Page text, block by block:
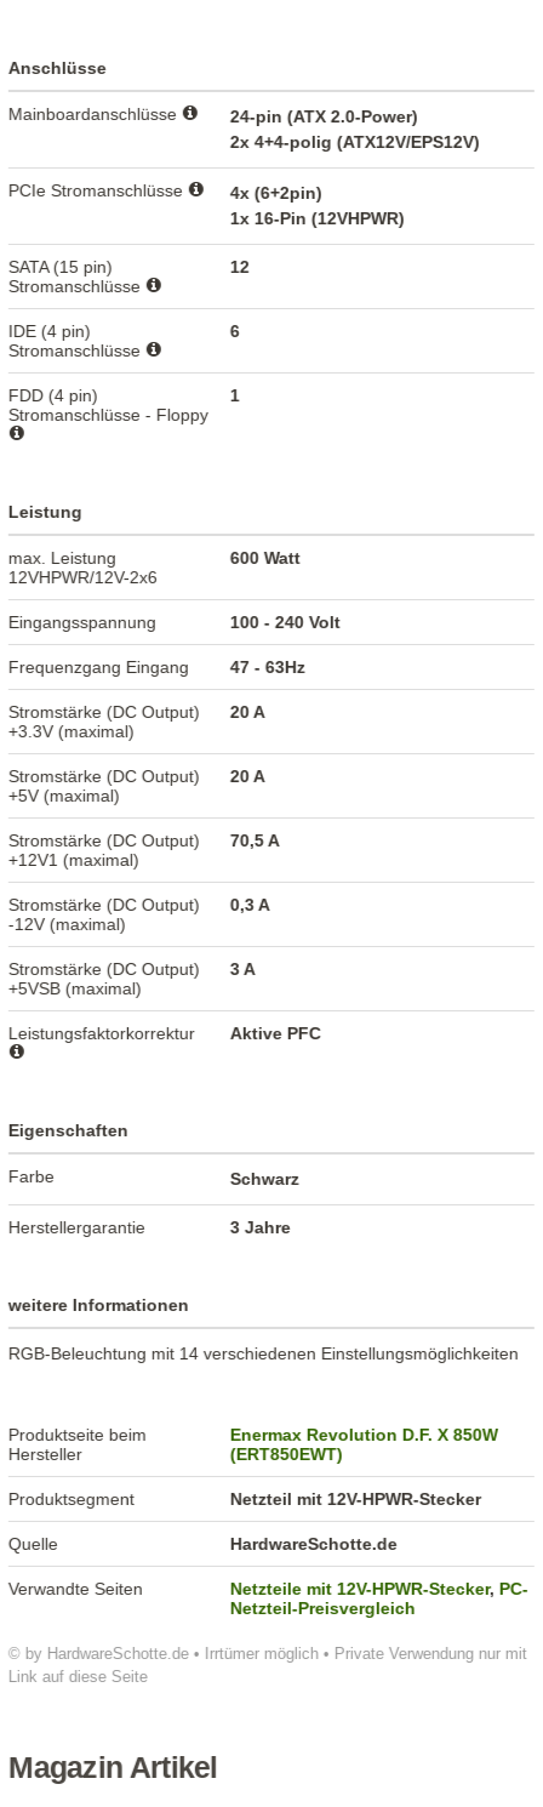
© by HardwareSchotte.de • Irrtümer möglich • Private Verwendung nur mit
Link auf diese Seite
Anschlüsse
Mainboardanschlüsse
24-pin (ATX 2.0-Power)
2x 4+4-polig (ATX12V/EPS12V)
PCIe Stromanschlüsse
4x (6+2pin)
1x 16-Pin (12VHPWR)
SATA (15 pin)
Stromanschlüsse
12
IDE (4 pin)
Stromanschlüsse
6
FDD (4 pin)
Stromanschlüsse - Floppy
1
Leistung
max. Leistung
12VHPWR/12V-2x6
600 Watt
Eingangsspannung 100 - 240 Volt
Frequenzgang Eingang 47 - 63Hz
Stromstärke (DC Output)
+3.3V (maximal)
20 A
Stromstärke (DC Output)
+5V (maximal)
20 A
Stromstärke (DC Output)
+12V1 (maximal)
70,5 A
Stromstärke (DC Output)
-12V (maximal)
0,3 A
Stromstärke (DC Output)
+5VSB (maximal)
3 A
Leistungsfaktorkorrektur Aktive PFC
Eigenschaften
Farbe Schwarz
Herstellergarantie 3 Jahre
weitere Informationen
RGB-Beleuchtung mit 14 verschiedenen Einstellungsmöglichkeiten
Produktseite beim
Hersteller
Enermax Revolution D.F. X 850W
(ERT850EWT)
Produktsegment Netzteil mit 12V-HPWR-Stecker
Quelle HardwareSchotte.de
Verwandte Seiten Netzteile mit 12V-HPWR-Stecker,PC-
Netzteil-Preisvergleich
Magazin Artikel